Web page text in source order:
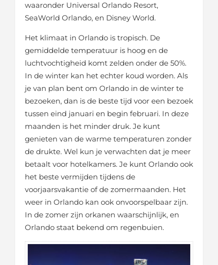
waaronder Universal Orlando Resort,
SeaWorld Orlando, en Disney World.
Het klimaat in Orlando is tropisch. De
gemiddelde temperatuur is hoog en de
luchtvochtigheid komt zelden onder de 50%.
In de winter kan het echter koud worden. Als
je van plan bent om Orlando in de winter te
bezoeken, dan is de beste tijd voor een bezoek
tussen eind januari en begin februari. In deze
maanden is het minder druk. Je kunt
genieten van de warme temperaturen zonder
de drukte. Wel kun je verwachten dat je meer
betaalt voor hotelkamers. Je kunt Orlando ook
het beste vermijden tijdens de
voorjaarsvakantie of de zomermaanden. Het
weer in Orlando kan ook onvoorspelbaar zijn.
In de zomer zijn orkanen waarschijnlijk, en
Orlando staat bekend om regenbuien.